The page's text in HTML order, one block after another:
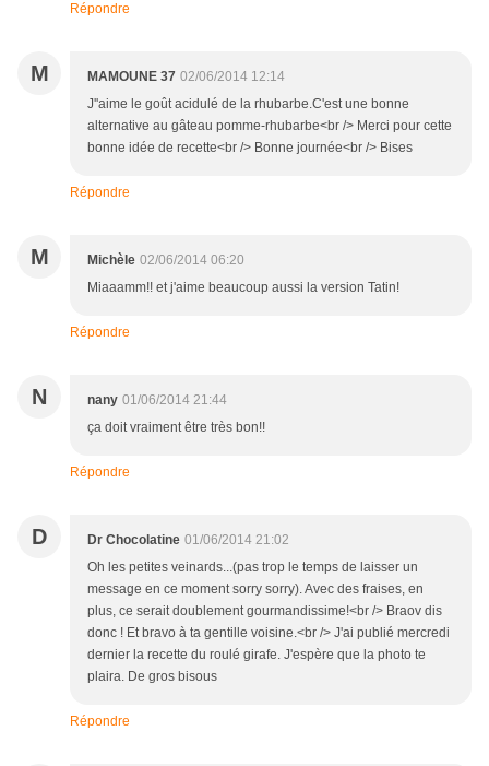
Répondre
M MAMOUNE 37 02/06/2014 12:14
J''aime le goût acidulé de la rhubarbe.C'est une bonne
alternative au gâteau pomme-rhubarbe<br /> Merci pour cette
bonne idée de recette<br /> Bonne journée<br /> Bises
Répondre
M Michèle 02/06/2014 06:20
Miaaamm!! et j'aime beaucoup aussi la version Tatin!
Répondre
N nany 01/06/2014 21:44
ça doit vraiment être très bon!!
Répondre
D Dr Chocolatine 01/06/2014 21:02
Oh les petites veinards...(pas trop le temps de laisser un
message en ce moment sorry sorry). Avec des fraises, en
plus, ce serait doublement gourmandissime!<br /> Braov dis
donc ! Et bravo à ta gentille voisine.<br /> J'ai publié mercredi
dernier la recette du roulé girafe. J'espère que la photo te
plaira. De gros bisous
Répondre